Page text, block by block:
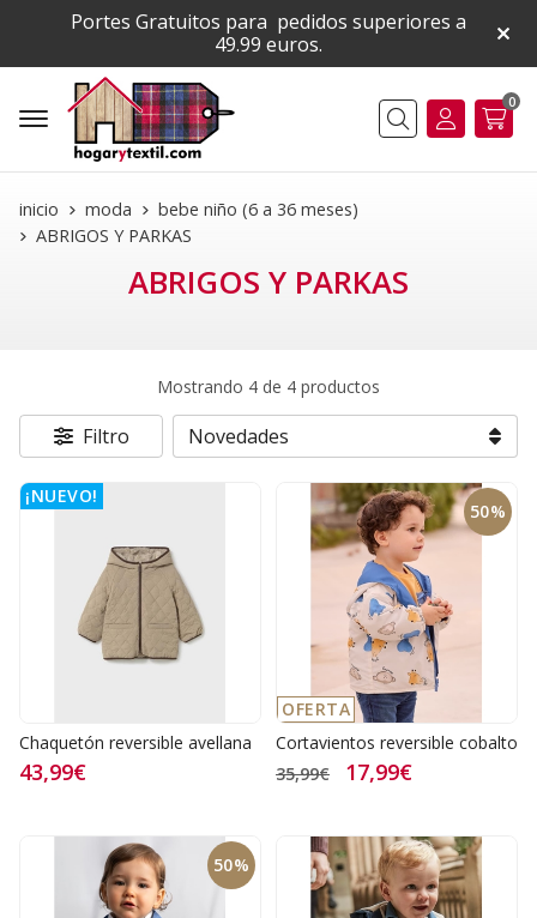
Portes Gratuitos para pedidos superiores a
49.99 euros.
Buscar
0
inicio moda
bebe niño (6 a 36 meses)
ABRIGOS Y PARKAS
ABRIGOS Y PARKAS
Mostrando 4 de 4 productos
Filtro
¡NUEVO!
Chaquetón reversible avellana
43,99€
50%
OFERTA
Cortavientos reversible cobalto
35,99€
17,99€
50%